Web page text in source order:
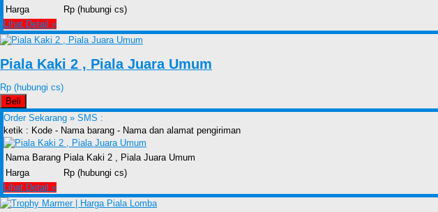
Harga
Rp (hubungi cs)
Lihat Detail »
Piala Kaki 2 , Piala Juara Umum
Rp (hubungi cs)
Beli
Order Sekarang » SMS :
ketik : Kode - Nama barang - Nama dan alamat pengiriman
Nama Barang Piala Kaki 2 , Piala Juara Umum
Harga
Rp (hubungi cs)
Lihat Detail »